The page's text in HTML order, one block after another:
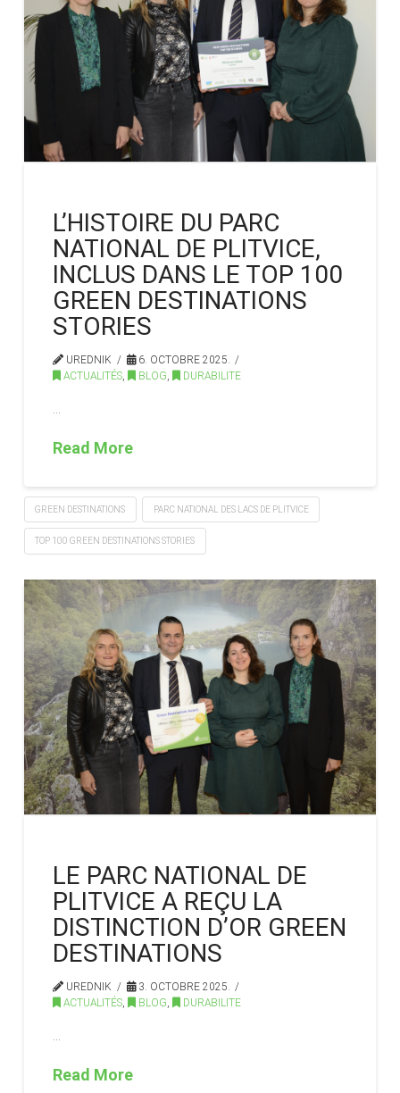
L’HISTOIRE DU PARC
NATIONAL DE PLITVICE,
INCLUS DANS LE TOP 100
GREEN DESTINATIONS
STORIES
UREDNIK
6. OCTOBRE 2025.
ACTUALITÉS
BLOG DURABILITE
Read More
GREEN DESTINATIONS PARC NATIONAL DES LACS DE PLITVICE
TOP 100 GREEN DESTINATIONS STORIES
LE PARC NATIONAL DE
PLITVICE A REÇU LA
DISTINCTION D’OR GREEN
DESTINATIONS
UREDNIK
3. OCTOBRE 2025.
ACTUALITÉS
BLOG DURABILITE
Read More